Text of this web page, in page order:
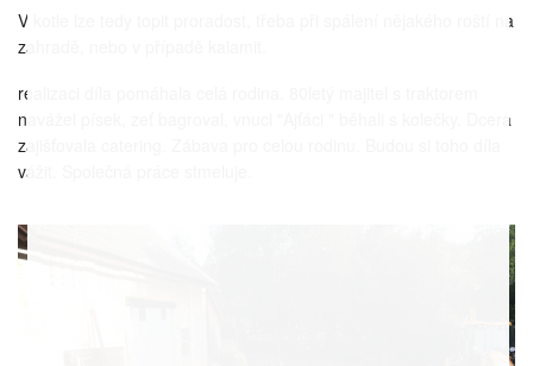
V kotle lze tedy topit proradost, třeba při spálení nějakého roští na
zahradě, nebo v případě kalamit.
realizaci díla pomáhala celá rodina. 80letý majitel s traktorem
navážel písek, zeť bagroval, vnuci "Ajťáci " běhali s kolečky. Dcera
zajišťovala catering. Zábava pro celou rodinu. Budou si toho díla
vážit. Společná práce stmeluje.